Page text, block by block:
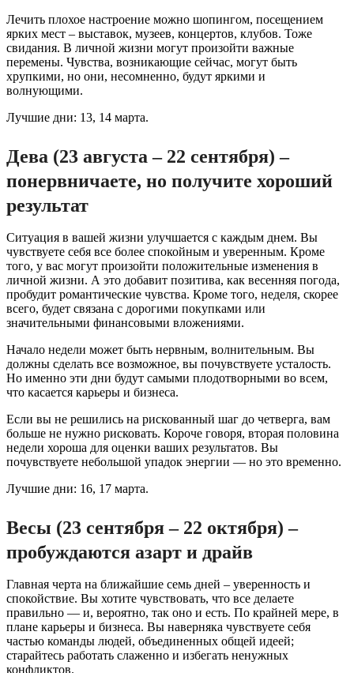
Лечить плохое настроение можно шопингом, посещением
ярких мест – выставок, музеев, концертов, клубов. Тоже
свидания. В личной жизни могут произойти важные
перемены. Чувства, возникающие сейчас, могут быть
хрупкими, но они, несомненно, будут яркими и
волнующими.
Лучшие дни: 13, 14 марта.
Дева (23 августа – 22 сентября) –
понервничаете, но получите хороший
результат
Ситуация в вашей жизни улучшается с каждым днем. Вы
чувствуете себя все более спокойным и уверенным. Кроме
того, у вас могут произойти положительные изменения в
личной жизни. А это добавит позитива, как весенняя погода,
пробудит романтические чувства. Кроме того, неделя, скорее
всего, будет связана с дорогими покупками или
значительными финансовыми вложениями.
Начало недели может быть нервным, волнительным. Вы
должны сделать все возможное, вы почувствуете усталость.
Но именно эти дни будут самыми плодотворными во всем,
что касается карьеры и бизнеса.
Если вы не решились на рискованный шаг до четверга, вам
больше не нужно рисковать. Короче говоря, вторая половина
недели хороша для оценки ваших результатов. Вы
почувствуете небольшой упадок энергии — но это временно.
Лучшие дни: 16, 17 марта.
Весы (23 сентября – 22 октября) –
пробуждаются азарт и драйв
Главная черта на ближайшие семь дней – уверенность и
спокойствие. Вы хотите чувствовать, что все делаете
правильно — и, вероятно, так оно и есть. По крайней мере, в
плане карьеры и бизнеса. Вы наверняка чувствуете себя
частью команды людей, объединенных общей идеей;
старайтесь работать слаженно и избегать ненужных
конфликтов.